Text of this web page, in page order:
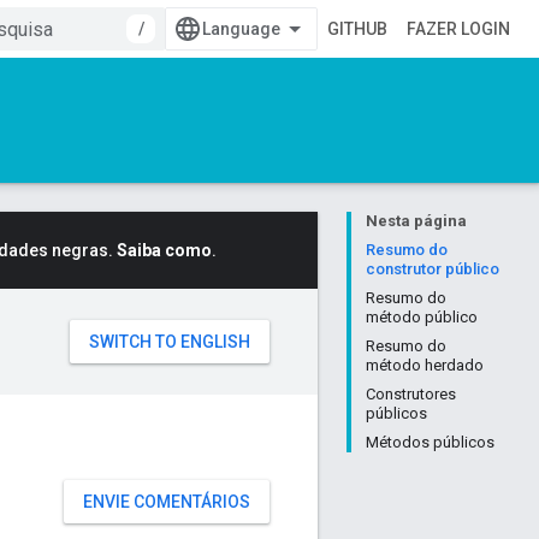
/ GITHUB FAZER LOGIN
Nesta página
Resumo do
construtor público
Resumo do
método público
Resumo do
método herdado
Construtores
públicos
Métodos públicos
negras. Saiba como.
ENVIE COMENTÁRIOS